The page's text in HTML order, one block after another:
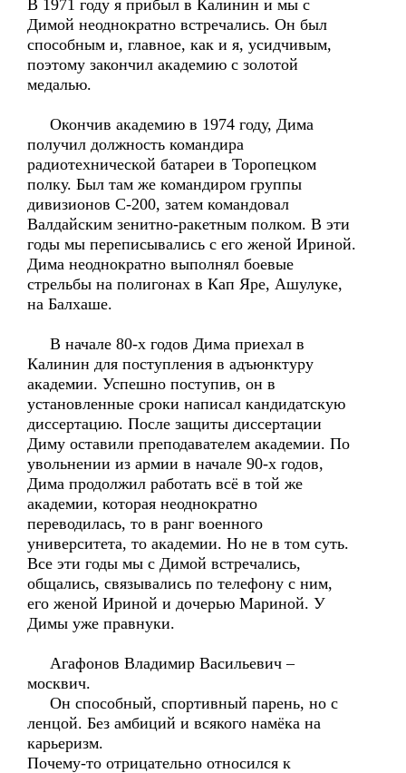
В 1971 году я прибыл в Калинин и мы с
Димой неоднократно встречались. Он был
способным и, главное, как и я, усидчивым,
поэтому закончил академию с золотой
медалью.
Окончив академию в 1974 году, Дима
получил должность командира
радиотехнической батареи в Торопецком
полку. Был там же командиром группы
дивизионов С-200, затем командовал
Валдайским зенитно-ракетным полком. В эти
годы мы переписывались с его женой Ириной.
Дима неоднократно выполнял боевые
стрельбы на полигонах в Кап Яре, Ашулуке,
на Балхаше.
В начале 80-х годов Дима приехал в
Калинин для поступления в адъюнктуру
академии. Успешно поступив, он в
установленные сроки написал кандидатскую
диссертацию. После защиты диссертации
Диму оставили преподавателем академии. По
увольнении из армии в начале 90-х годов,
Дима продолжил работать всё в той же
академии, которая неоднократно
переводилась, то в ранг военного
университета, то академии. Но не в том суть.
Все эти годы мы с Димой встречались,
общались, связывались по телефону с ним,
его женой Ириной и дочерью Мариной. У
Димы уже правнуки.
Агафонов Владимир Васильевич –
москвич.
Он способный, спортивный парень, но с
ленцой. Без амбиций и всякого намёка на
карьеризм.
Почему-то отрицательно относился к